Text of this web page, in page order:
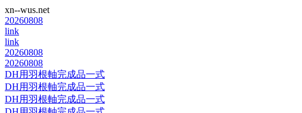
xn--wus.net
20260808
link
link
20260808
20260808
DH用羽根軸完成品一式
DH用羽根軸完成品一式
DH用羽根軸完成品一式